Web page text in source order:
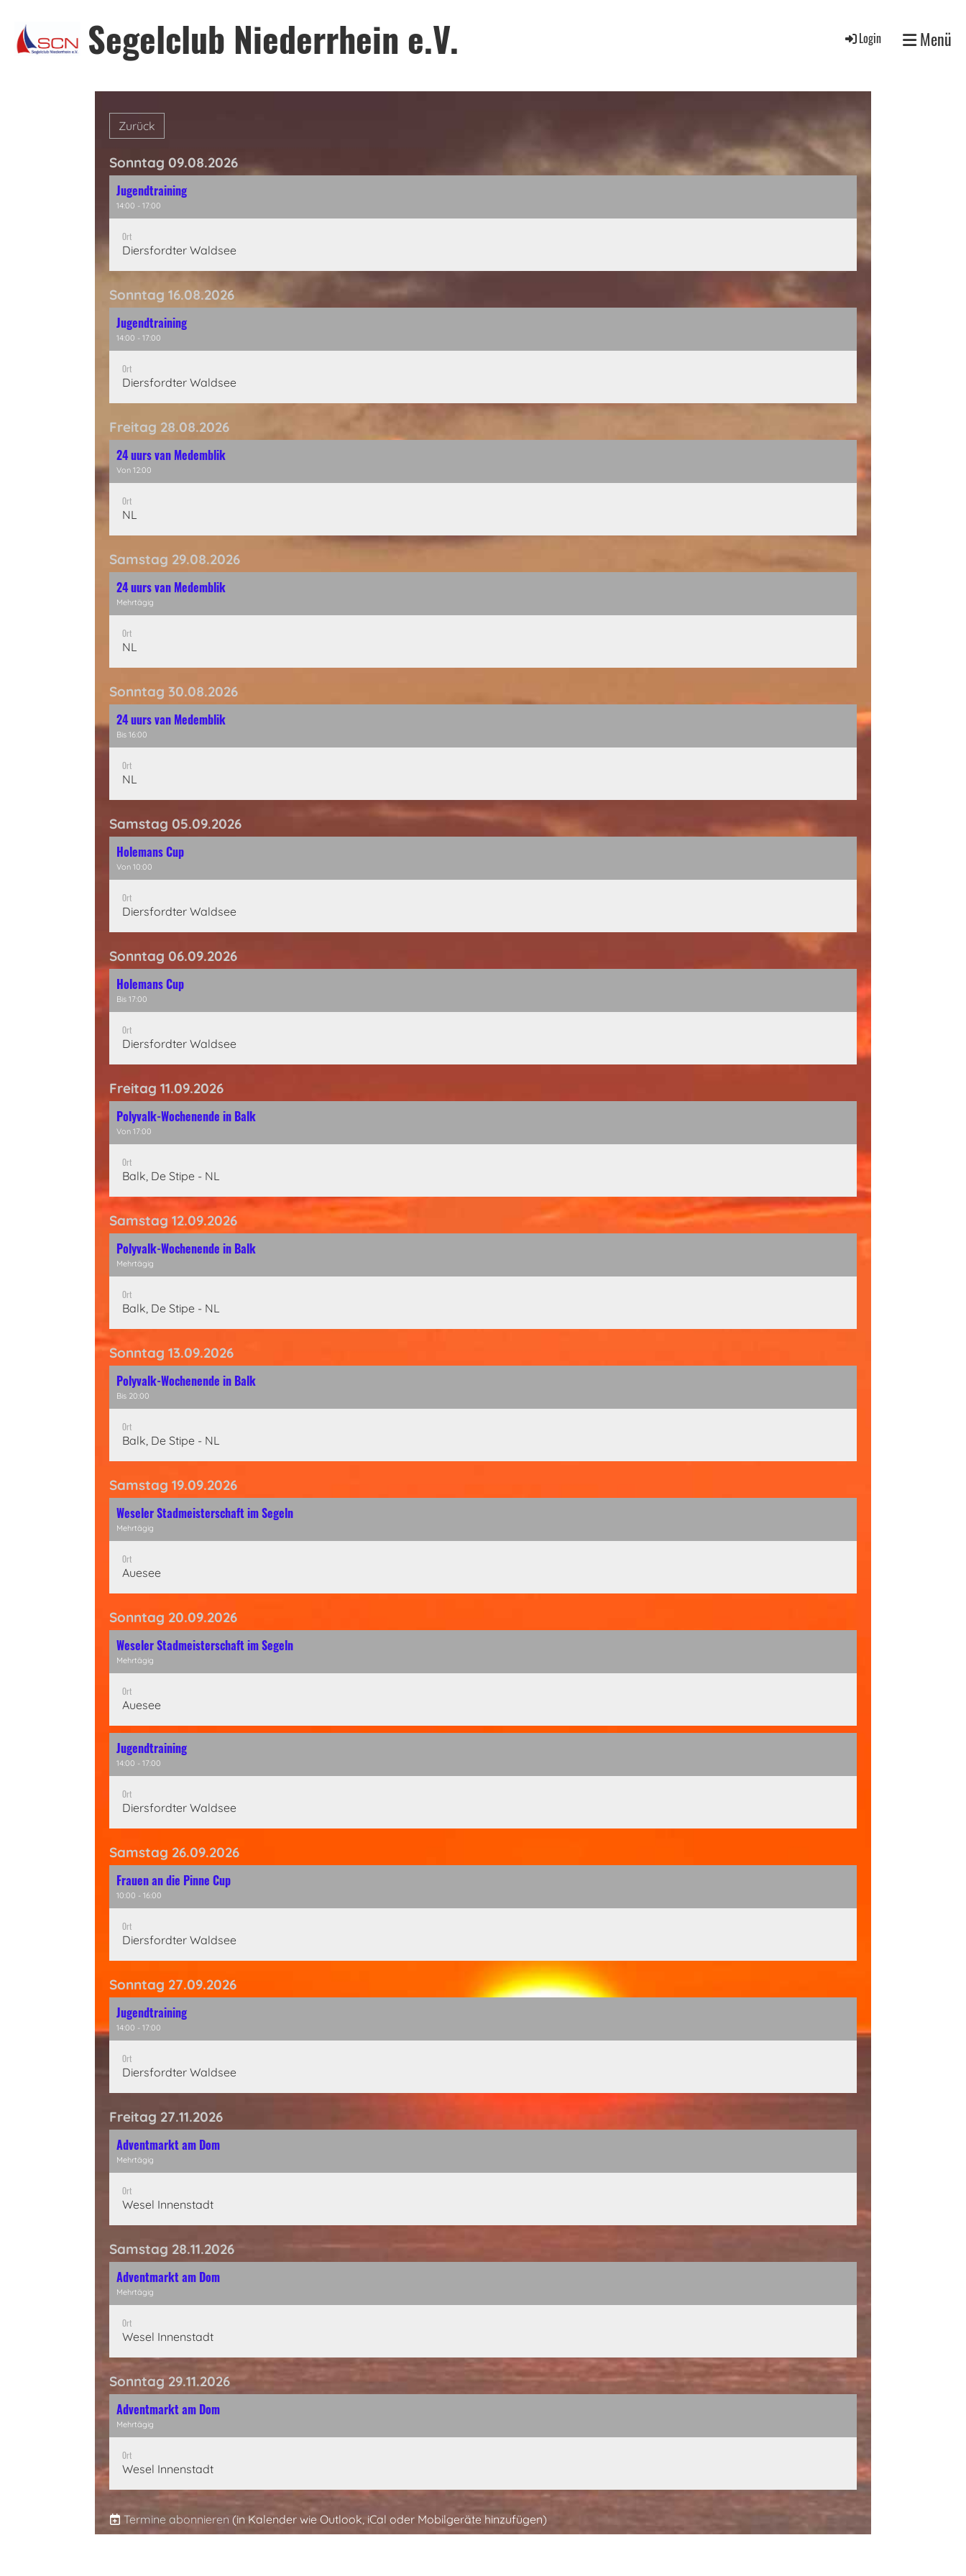
Segelclub Niederrhein e.V. Login Menü
Zurück
Sonntag 09.08.2026
Jugendtraining
14:00 - 17:00
Ort
Diersfordter Waldsee
Sonntag 16.08.2026
Jugendtraining
14:00 - 17:00
Ort
Diersfordter Waldsee
Freitag 28.08.2026
24 uurs van Medemblik
Von 12:00
Ort
NL
Samstag 29.08.2026
24 uurs van Medemblik
Mehrtägig
Ort
NL
Sonntag 30.08.2026
24 uurs van Medemblik
Bis 16:00
Ort
NL
Samstag 05.09.2026
Holemans Cup
Von 10:00
Ort
Diersfordter Waldsee
Sonntag 06.09.2026
Holemans Cup
Bis 17:00
Ort
Diersfordter Waldsee
Freitag 11.09.2026
Polyvalk-Wochenende in Balk
Von 17:00
Ort
Balk, De Stipe - NL
Samstag 12.09.2026
Polyvalk-Wochenende in Balk
Mehrtägig
Ort
Balk, De Stipe - NL
Sonntag 13.09.2026
Polyvalk-Wochenende in Balk
Bis 20:00
Ort
Balk, De Stipe - NL
Samstag 19.09.2026
Weseler Stadmeisterschaft im Segeln
Mehrtägig
Ort
Auesee
Sonntag 20.09.2026
Weseler Stadmeisterschaft im Segeln
Mehrtägig
Ort
Auesee
Jugendtraining
14:00 - 17:00
Ort
Diersfordter Waldsee
Samstag 26.09.2026
Frauen an die Pinne Cup
10:00 - 16:00
Ort
Diersfordter Waldsee
Sonntag 27.09.2026
Jugendtraining
14:00 - 17:00
Ort
Diersfordter Waldsee
Freitag 27.11.2026
Adventmarkt am Dom
Mehrtägig
Ort
Wesel Innenstadt
Samstag 28.11.2026
Adventmarkt am Dom
Mehrtägig
Ort
Wesel Innenstadt
Sonntag 29.11.2026
Adventmarkt am Dom
Mehrtägig
Ort
Wesel Innenstadt
Termine abonnieren (in Kalender wie Outlook, iCal oder Mobilgeräte hinzufügen)